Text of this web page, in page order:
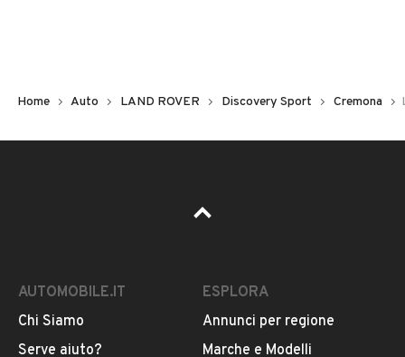
Pubblicità
Home Auto LAND ROVER Discovery Sport Cremona
AUTOMOBILE.IT
Chi Siamo
Serve aiuto?
ESPLORA
Annunci per regione
Marche e Modelli